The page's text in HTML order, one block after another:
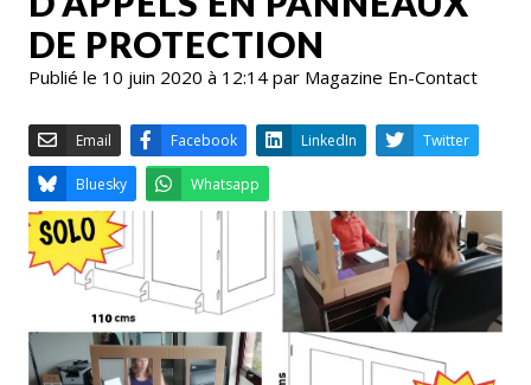
DE PROTECTION
Publié le 10 juin 2020 à 12:14 par Magazine En-Contact
Email Facebook LinkedIn
Bluesky Whatsapp